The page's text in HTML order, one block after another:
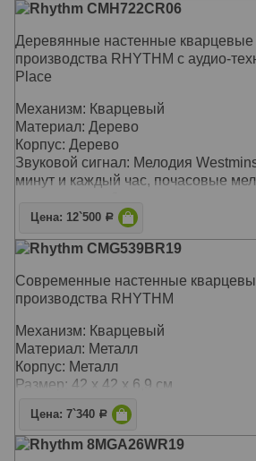
Rhythm CMH722CR06
Деревянные настенные кварцевые
производства RHYTHM с аудио-
Place
Механизм: Кварцевый
Материал: Дерево
Корпус: Дерево
Звуковой сигнал: Мелодия
минут и каждый час, почасовые
Размер: 32 х 32 х 7 см
Цена: 12`500 Р
Rhythm CMG539BR19
Современные настенные
производства RHYTHM
Механизм: Кварцевый
Материал: Металл
Корпус: Металл
Размер: 42 х 42 х 6,9 см
Цена: 7`340 Р
Rhythm 8MGA26WR19